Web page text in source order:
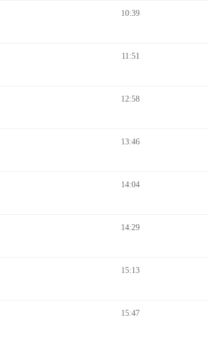
10:39
11:51
12:58
13:46
14:04
14:29
15:13
15:47